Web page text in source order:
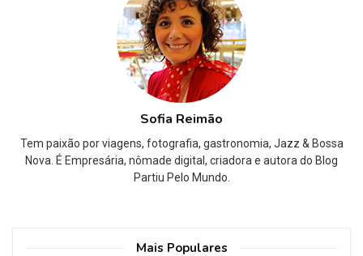
Sofia Reimão
Tem paixão por viagens, fotografia, gastronomia, Jazz & Bossa
Nova. É Empresária, nômade digital, criadora e autora do Blog
Partiu Pelo Mundo.
Mais Populares